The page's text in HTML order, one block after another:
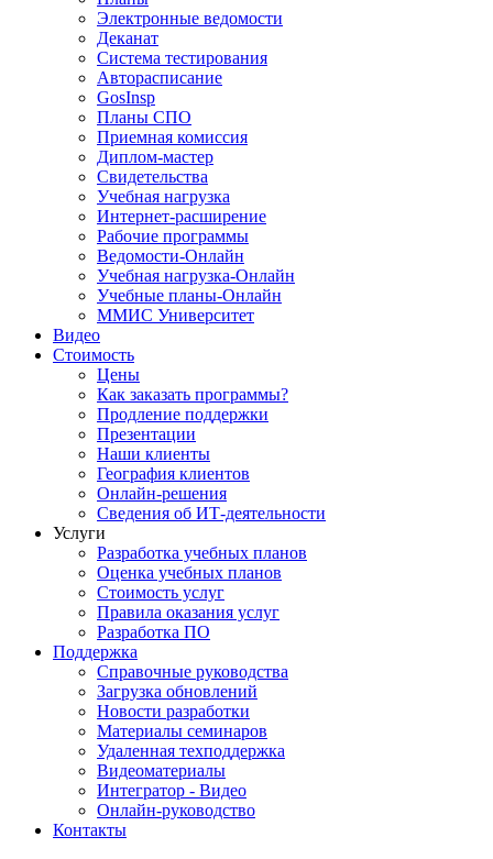
Электронные ведомости
Деканат
Система тестирования
Авторасписание
GosInsp
Планы СПО
Приемная комиссия
Диплом-мастер
Свидетельства
Учебная нагрузка
Интернет-расширение
Рабочие программы
Ведомости-Онлайн
Учебная нагрузка-Онлайн
Учебные планы-Онлайн
ММИС Университет
Видео
Стоимость
Цены
Как заказать программы?
Продление поддержки
Презентации
Наши клиенты
География клиентов
Онлайн-решения
Сведения об ИТ-деятельности
Услуги
Разработка учебных планов
Оценка учебных планов
Стоимость услуг
Правила оказания услуг
Разработка ПО
Поддержка
Справочные руководства
Загрузка обновлений
Новости разработки
Материалы семинаров
Удаленная техподдержка
Видеоматериалы
Интегратор - Видео
Онлайн-руководство
Контакты